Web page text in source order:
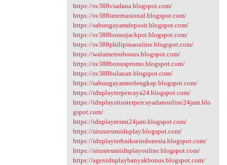
https://sv388viadana.blogspot.com/
https://sv388internasional.blogspot.com/
https://sabungayamdeposit.blogspot.com/
https://sv388bonusjackpot.blogspot.com/
https://sv388philipinaonline.blogspot.com/
https://walameronbonus.blogspot.com/
https://sv388bonuspromo.blogspot.com/
https://sv388bulanan.blogspot.com/
https://sabungayamterlengkap.blogspot.com/
https://idnplayterpercaya24.blogspot.com/
https://idnplaysitusterpercayadanonline24jam.blo
gspot.com/
https://idnplayresmi24jam.blogspot.com/
https://situsresmiidnplay.blogspot.com/
https://idnplayterbaikseindonesia.blogspot.com/
https://situsresmiidnplayonline.blogspot.com/
https://agenidnplaybanyakbonus.blogspot.com/